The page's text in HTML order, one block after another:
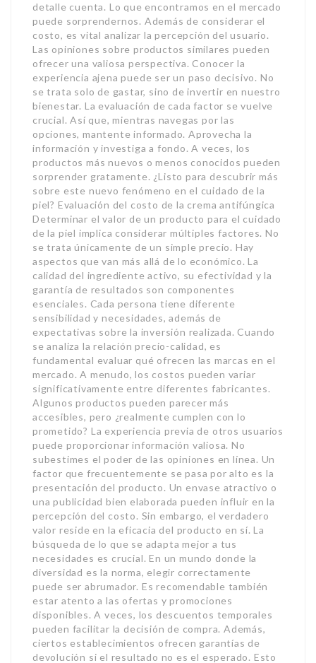
detalle cuenta. Lo que encontramos en el mercado
puede sorprendernos. Además de considerar el
costo, es vital analizar la percepción del usuario.
Las opiniones sobre productos similares pueden
ofrecer una valiosa perspectiva. Conocer la
experiencia ajena puede ser un paso decisivo. No
se trata solo de gastar, sino de invertir en nuestro
bienestar. La evaluación de cada factor se vuelve
crucial. Así que, mientras navegas por las
opciones, mantente informado. Aprovecha la
información y investiga a fondo. A veces, los
productos más nuevos o menos conocidos pueden
sorprender gratamente. ¿Listo para descubrir más
sobre este nuevo fenómeno en el cuidado de la
piel? Evaluación del costo de la crema antifúngica
Determinar el valor de un producto para el cuidado
de la piel implica considerar múltiples factores. No
se trata únicamente de un simple precio. Hay
aspectos que van más allá de lo económico. La
calidad del ingrediente activo, su efectividad y la
garantía de resultados son componentes
esenciales. Cada persona tiene diferente
sensibilidad y necesidades, además de
expectativas sobre la inversión realizada. Cuando
se analiza la relación precio-calidad, es
fundamental evaluar qué ofrecen las marcas en el
mercado. A menudo, los costos pueden variar
significativamente entre diferentes fabricantes.
Algunos productos pueden parecer más
accesibles, pero ¿realmente cumplen con lo
prometido? La experiencia previa de otros usuarios
puede proporcionar información valiosa. No
subestimes el poder de las opiniones en línea. Un
factor que frecuentemente se pasa por alto es la
presentación del producto. Un envase atractivo o
una publicidad bien elaborada pueden influir en la
percepción del costo. Sin embargo, el verdadero
valor reside en la eficacia del producto en sí. La
búsqueda de lo que se adapta mejor a tus
necesidades es crucial. En un mundo donde la
diversidad es la norma, elegir correctamente
puede ser abrumador. Es recomendable también
estar atento a las ofertas y promociones
disponibles. A veces, los descuentos temporales
pueden facilitar la decisión de compra. Además,
ciertos establecimientos ofrecen garantías de
devolución si el resultado no es el esperado. Esto